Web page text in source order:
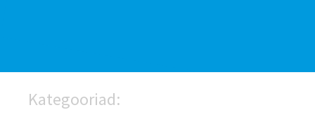
Kategooriad: